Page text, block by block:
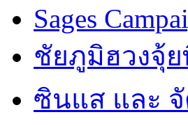
Sages
ชัยภูมิฮวงจุ้
ซินแส และ